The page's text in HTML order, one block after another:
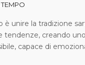
è unire la tradizione
tendenze, creando
capace di